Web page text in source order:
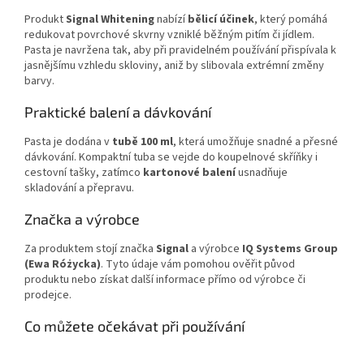
ProduktSignal Whiteningnabízí bělicí účinek, který pomáhá
redukovat povrchové skvrny vzniklé běžným pitím či jídlem.
Pasta je navržena tak, aby při pravidelném používání přispívala k
jasnějšímu vzhledu skloviny, aniž by slibovala extrémní změny
barvy.
Praktické balení a dávkování
Pasta je dodána v tubě 100 ml, která umožňuje snadné a přesné
dávkování. Kompaktní tuba se vejde do koupelnové skříňky i
cestovní tašky, zatímco kartonové baleníusnadňuje
skladování a přepravu.
Značka a výrobce
Za produktem stojí značka Signal a výrobce IQ Systems Group
(Ewa Różycka). Tyto údaje vám pomohou ověřit původ
produktu nebo získat další informace přímo od výrobce či
prodejce.
Co můžete očekávat při používání